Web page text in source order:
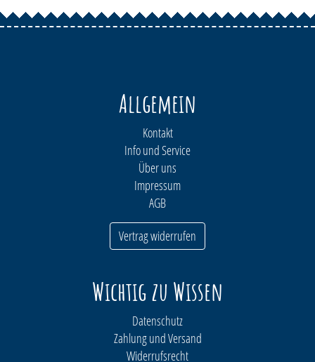
Allgemein
Kontakt
Info und Service
Über uns
Impressum
AGB
Vertrag widerrufen
Wichtig zu Wissen
Datenschutz
Zahlung und Versand
Widerrufsrecht